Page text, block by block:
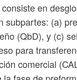
en
subpartes: (a)
(QbD), y (c)
para
comercial